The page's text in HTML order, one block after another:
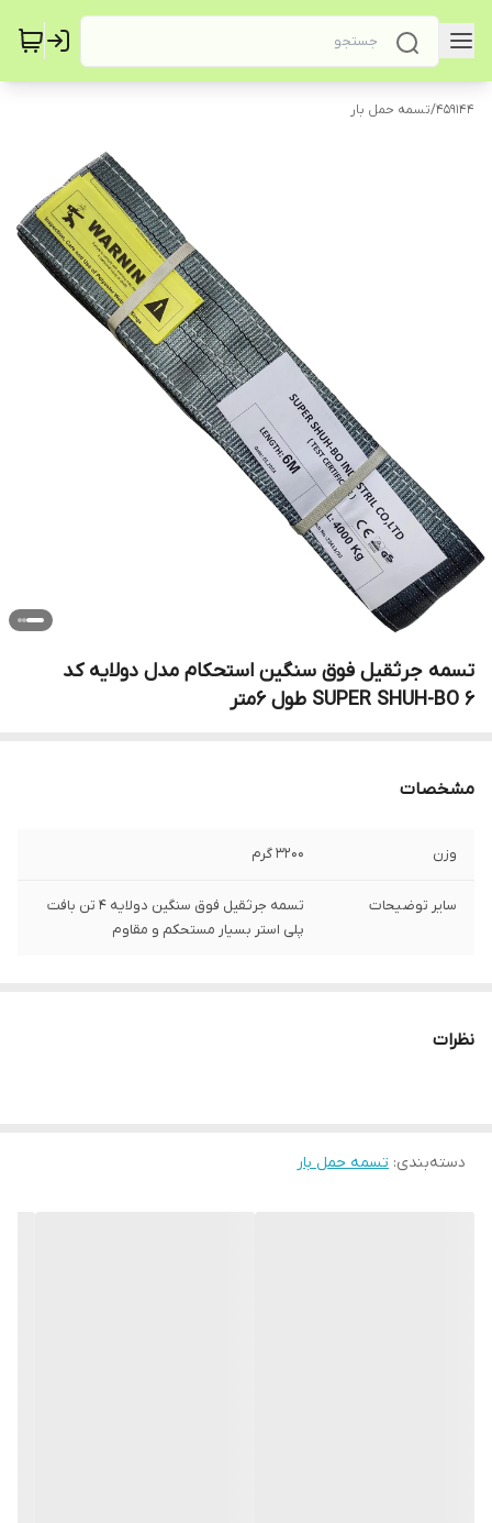
459144
/تسمه حمل بار
تسمه جرثقیل فوق سنگین استحکام مدل دولایه کد
SUPER SHUH-BO 6 طول 6متر
مشخصات
وزن 3200 گرم
سایر توضیحات
تسمه جرثقیل فوق سنگین دولایه 4 تن بافت
پلی استر بسیار مستحکم و مقاوم
نظرات
دسته‌بندی: تسمه حمل بار